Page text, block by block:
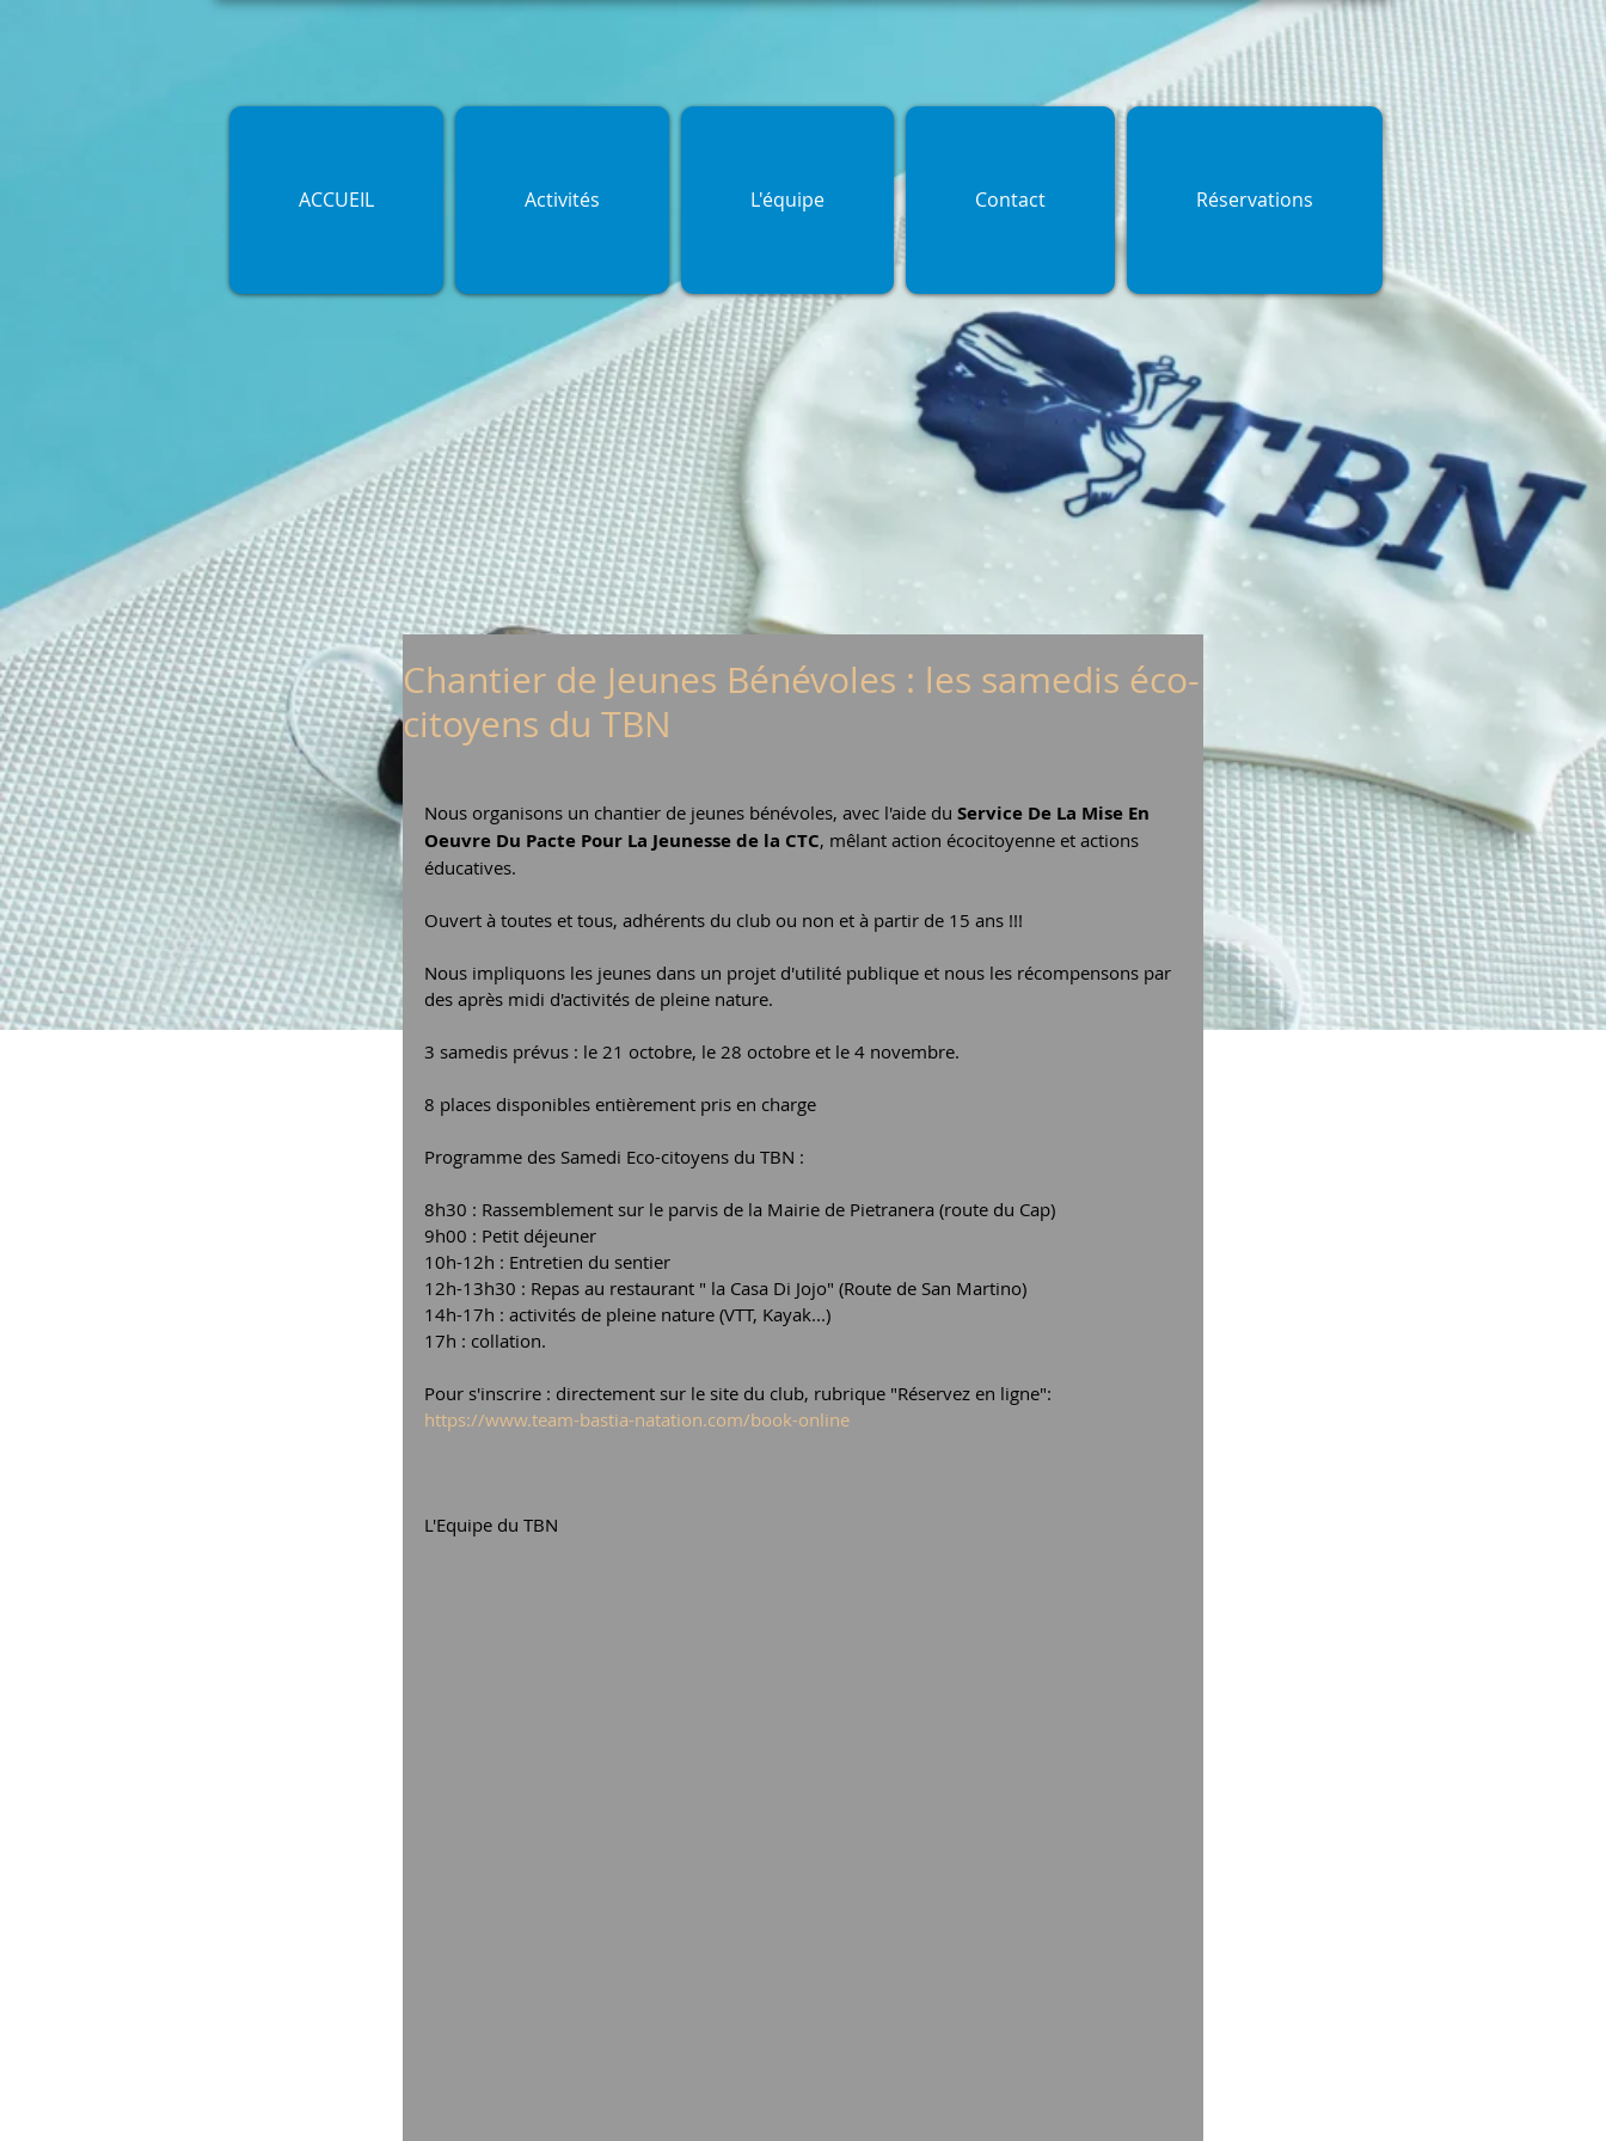
ACCUEIL Activités L'équipe Contact Réservations
Chantier de Jeunes Bénévoles : les samedis éco-
citoyens du TBN
Nous organisons un chantier de jeunes bénévoles, avec l'aide du Service De La Mise En
Oeuvre Du Pacte Pour La Jeunesse de la CTC, mêlant action écocitoyenne et actions
éducatives.
Ouvert à toutes et tous, adhérents du club ou non et à partir de 15 ans !!!
Nous impliquons les jeunes dans un projet d'utilité publique et nous les récompensons par
des après midi d'activités de pleine nature.
3 samedis prévus : le 21 octobre, le 28 octobre et le 4 novembre.
8 places disponibles entièrement pris en charge
Programme des Samedi Eco-citoyens du TBN :
8h30 : Rassemblement sur le parvis de la Mairie de Pietranera (route du Cap)
9h00 : Petit déjeuner
10h-12h : Entretien du sentier
12h-13h30 : Repas au restaurant " la Casa Di Jojo" (Route de San Martino)
14h-17h : activités de pleine nature (VTT, Kayak...)
17h : collation.
Pour s'inscrire : directement sur le site du club, rubrique "Réservez en ligne":
https://www.team-bastia-natation.com/book-online
L'Equipe du TBN